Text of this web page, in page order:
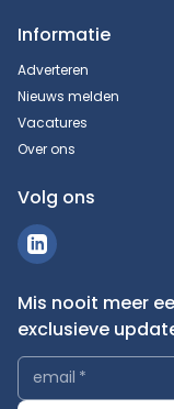
Informatie
Adverteren
Nieuws melden
Vacatures
Over ons
Volg ons
Mis nooit meer
exclusieve
email *